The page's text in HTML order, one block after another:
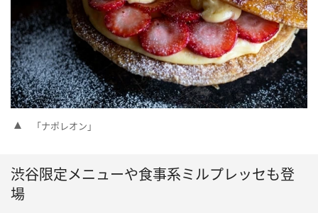
「ナポレオン」
渋谷限定メニューや食事系ミルプレッセも登
場